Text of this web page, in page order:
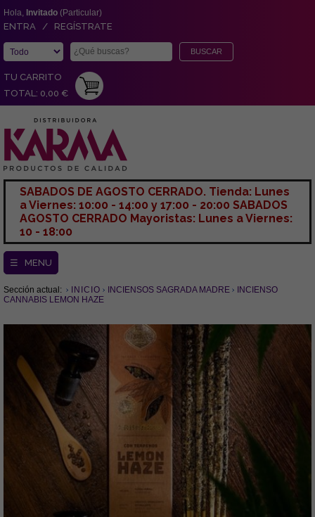
Hola, Invitado (Particular)
ENTRA / REGÍSTRATE
TU CARRITO
TOTAL: 0,00 €
SABADOS DE AGOSTO CERRADO. Tienda: Lunes
a Viernes: 10:00 - 14:00 y 17:00 - 20:00 SABADOS
AGOSTO CERRADO Mayoristas: Lunes a Viernes:
10 - 18:00
☰ MENU
Sección actual: INICIO INCIENSOS SAGRADA MADRE
INCIENSO
CANNABIS LEMON HAZE